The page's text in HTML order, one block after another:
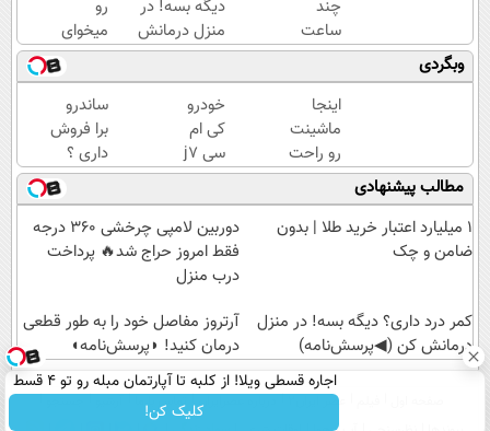
چند
ساعت
و با
یکبار
مراجعه
به
خودرو45
دیگه بسه! در
منزل درمانش
کن
(◀پرسش‌نامه)
رو
میخوای
بفروشی؟
اینجا یک
روزه
برات
میفروشه
وبگردی
اینجا
ماشینت
رو راحت
بفروش (
ثبت
درخواست
خودرو
کی ام
سی j7
خودتو
راحت و
سریع
بفروشش
ساندرو
برا فروش
داری ؟
ما
خریداریم
، راحت
بفروشش
مطالب پیشنهادی
۱ میلیارد اعتبار خرید طلا | بدون
ضامن و چک
دوربین لامپی چرخشی 360 درجه
فقط امروز حراج شد🔥 پرداخت
درب منزل
کمر درد داری؟ دیگه بسه! در منزل
درمانش کن (◀پرسش‌نامه)
آرتروز مفاصل خود را به طور قطعی
درمان کنید! ◗پرسش‌نامه◖
اجاره‌ قسطی ویلا! از کلبه تا آپارتمان مبله رو تو 4 قسط
اجاره کن.
کلیک کن! عصر ایران۲ درباره عصرایران تماس با ما